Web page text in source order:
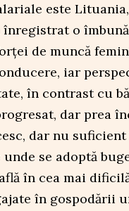
este
înregistrat o
de muncă
iar
în contrast cu
dar prea
dar nu
se adoptă
în cea mai
în gospodării